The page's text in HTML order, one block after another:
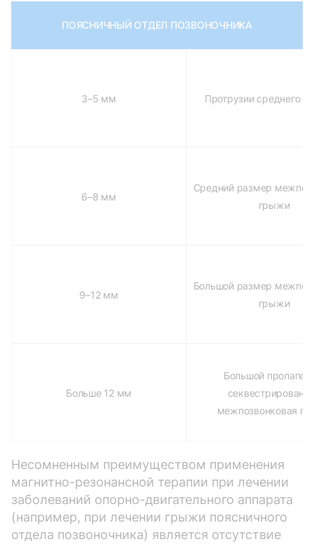
ПОЯСНИЧНЫЙ ОТДЕЛ ПОЗВОНОЧНИКА
3–5 мм
6–8 мм
9–12 мм
Больше 12 мм
Протрузии среднего
Средний размер
грыжи
Большой размер
грыжи
Большой пролапс
межпозвонковая
Несомненным преимуществом применения
магнитно-резонансной терапии при лечении
заболеваний опорно-двигательного аппарата
(например, при лечении грыжи поясничного
отдела позвоночника) является отсутствие